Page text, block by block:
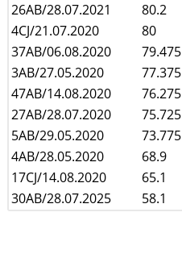
26AB/28.07.2021
80.2
4CJ/21.07.2020
80
37AB/06.08.2020
79.475
3AB/27.05.2020
77.375
47AB/14.08.2020
76.275
27AB/28.07.2020
75.725
5AB/29.05.2020
73.775
4AB/28.05.2020
68.9
17CJ/14.08.2020
65.1
30AB/28.07.2025
58.1